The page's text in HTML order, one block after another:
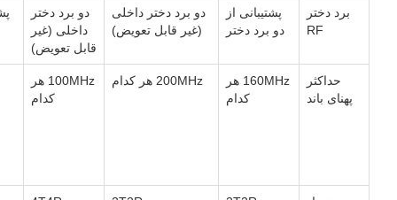
برد دختر
RF
پشتیبانی از
دو برد دختر
دو برد دختر داخلی
(غیر قابل تعویض)
دو برد دختر
داخلی (غیر
قابل تعویض)
حداکثر
پهنای باند
160MHz هر
کدام
200MHz هر کدام
100MHz هر
کدام